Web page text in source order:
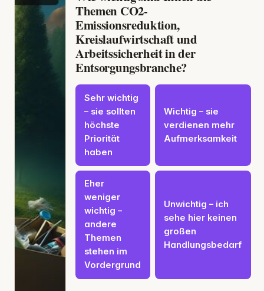
Themen CO2-
Emissionsreduktion,
Kreislaufwirtschaft und
Arbeitssicherheit in der
Entsorgungsbranche?
Sehr wichtig
– sie sollten
höchste
Priorität
haben
Wichtig – sie
verdienen mehr
Aufmerksamkeit
Eher
weniger
wichtig –
andere
Themen
stehen im
Vordergrund
Unwichtig – ich
sehe hier keinen
großen
Handlungsbedarf